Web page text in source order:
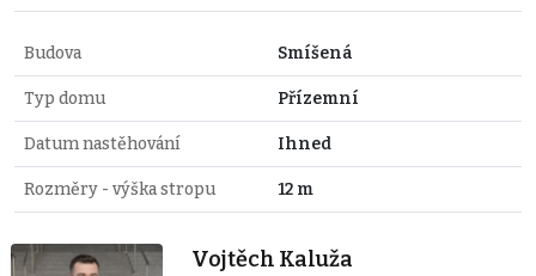
Budova Smíšená
Typ domu Přízemní
Datum nastěhování Ihned
Rozměry - výška stropu 12 m
Vojtěch Kaluža